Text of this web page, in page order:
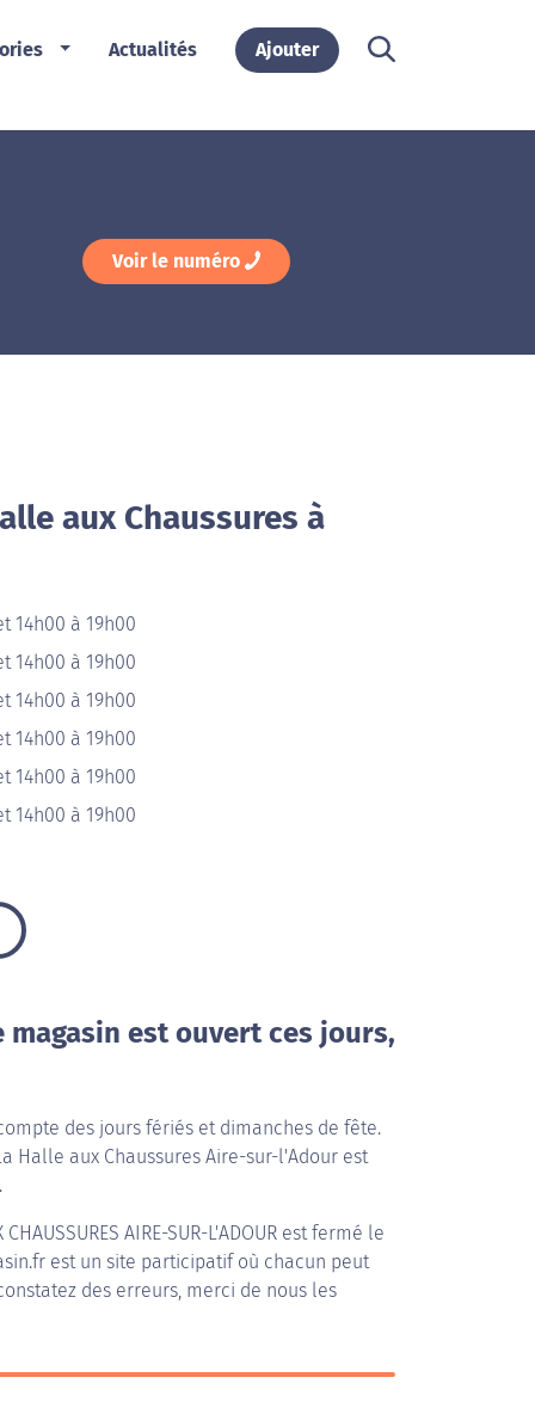
Actualités Ajouter
Voir le numéro
aux Chaussures à
14h00 à 19h00
14h00 à 19h00
14h00 à 19h00
14h00 à 19h00
14h00 à 19h00
14h00 à 19h00
est ouvert ces jours,
des jours fériés et dimanches de fête.
Halle aux Chaussures Aire-sur-l'Adour est
CHAUSSURES AIRE-SUR-L'ADOUR est fermé le
est un site participatif où chacun peut
des erreurs, merci de nous les